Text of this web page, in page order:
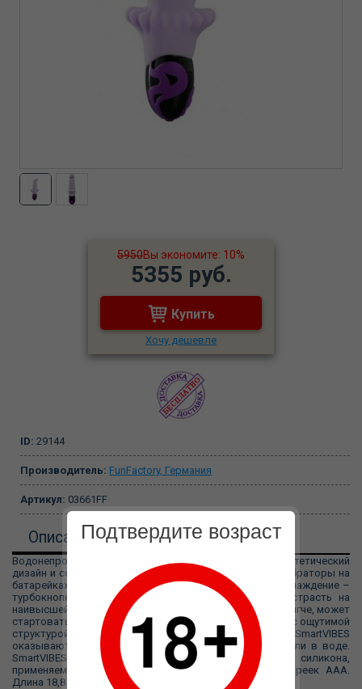
5950Вы экономите: 10%
5355 руб.
Купить
Хочу дешевле
ID: 29144
Производитель: FunFactory, Германия
Артикул: 03661FF
Описание
Водонепроницаемые SmartVIBES объединяют в себя эстетический
дизайн и современная техника – это самые мощные вибраторы на
батарейках. Один раз нажав Вы испытаете полное наслаждение –
турбокнопка позволит в любое время достигнуть страсть на
наивысшей ступени. Тот, кому нравиться вибрации по мягче, может
стартовать более медленно. Будь то нежно гладко или с ощутимой
структурой – эргономически сформированные SmartVIBES
оказываются радостными провожатыми – на суше или в воде.
SmartVIBES производятся из сертифицированного силикона,
применяемого в медицине.Работает от четырех батареек AAA.
Длина 18,8 см, диаметр 4,1 см
Подтвердите возраст